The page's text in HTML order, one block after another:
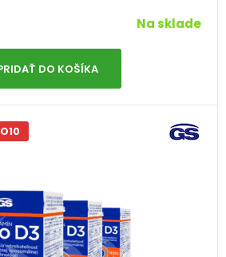
Na sklade
DO KOŠÍKA